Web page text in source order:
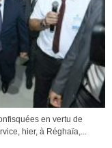
en vertu de
hier, à Réghaïa,...